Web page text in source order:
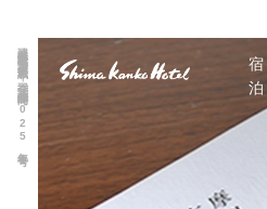
連載特集「式年遷宮」伊勢和紙｜季刊誌「志摩時間」2025年春号
宿
泊